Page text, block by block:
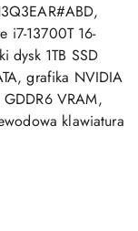
i7-13700T 16-
dysk 1TB SSD
grafika NVIDIA
VRAM,
klawiatura